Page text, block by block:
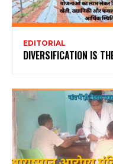
EDITORIAL
DIVERSIFICATION IS